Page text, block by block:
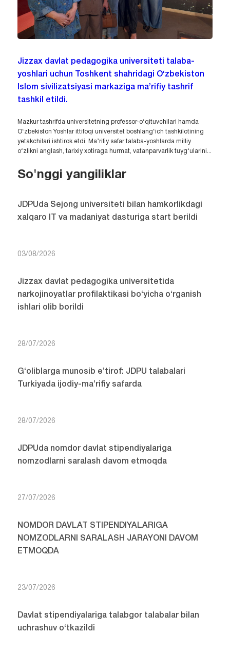
Jizzax davlat pedagogika universiteti talaba-
yoshlari uchun Toshkent shahridagi O‘zbekiston
Islom sivilizatsiyasi markaziga ma’rifiy tashrif
tashkil etildi.
Mazkur tashrifda universitetning professor-o‘qituvchilari hamda
O‘zbekiston Yoshlar ittifoqi universitet boshlang‘ich tashkilotining
yetakchilari ishtirok etdi. Ma’rifiy safar talaba-yoshlarda milliy
o‘zlikni anglash, tarixiy xotiraga hurmat, vatanparvarlik tuyg‘ularini...
So'nggi yangiliklar
JDPUda Sejong universiteti bilan hamkorlikdagi
xalqaro IT va madaniyat dasturiga start berildi
03/08/2026
Jizzax davlat pedagogika universitetida
narkojinoyatlar profilaktikasi bo‘yicha o‘rganish
ishlari olib borildi
28/07/2026
G‘oliblarga munosib e’tirof: JDPU talabalari
Turkiyada ijodiy-ma’rifiy safarda
28/07/2026
JDPUda nomdor davlat stipendiyalariga
nomzodlarni saralash davom etmoqda
27/07/2026
NOMDOR DAVLAT STIPENDIYALARIGA
NOMZODLARNI SARALASH JARAYONI DAVOM
ETMOQDA
23/07/2026
Davlat stipendiyalariga talabgor talabalar bilan
uchrashuv o‘tkazildi